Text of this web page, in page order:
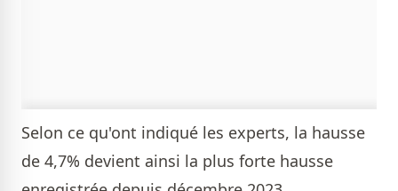
Selon ce qu'ont indiqué les experts, la hausse
de 4,7% devient ainsi la plus forte hausse